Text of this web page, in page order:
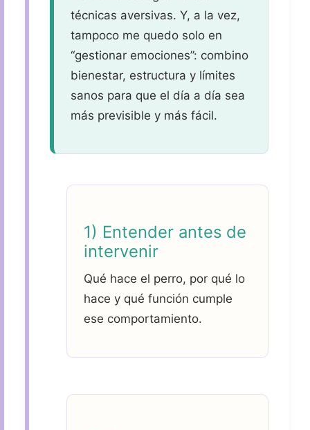
técnicas aversivas. Y, a la vez,
tampoco me quedo solo en
“gestionar emociones”: combino
bienestar, estructura y límites
sanos para que el día a día sea
más previsible y más fácil.
1) Entender antes de
intervenir
Qué hace el perro, por qué lo
hace y qué función cumple
ese comportamiento.